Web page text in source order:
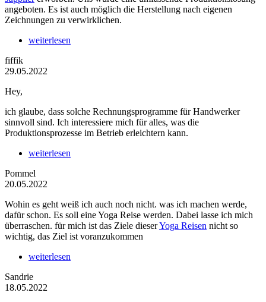
angeboten. Es ist auch möglich die Herstellung nach eigenen
Zeichnungen zu verwirklichen.
weiterlesen
fiffik
29.05.2022
Hey,
ich glaube, dass solche Rechnungsprogramme für Handwerker
sinnvoll sind. Ich interessiere mich für alles, was die
Produktionsprozesse im Betrieb erleichtern kann.
weiterlesen
Pommel
20.05.2022
Wohin es geht weiß ich auch noch nicht. was ich machen werde,
dafür schon. Es soll eine Yoga Reise werden. Dabei lasse ich mich
überraschen. für mich ist das Ziele dieserYoga Reisen nicht so
wichtig, das Ziel ist voranzukommen
weiterlesen
Sandrie
18.05.2022